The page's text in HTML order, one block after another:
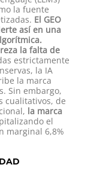
la fuente
El GEO
así en una
la falta de
estrictamente
la IA
la marca
Sin embargo,
cualitativos, de
la marca
el
marginal 6,8%